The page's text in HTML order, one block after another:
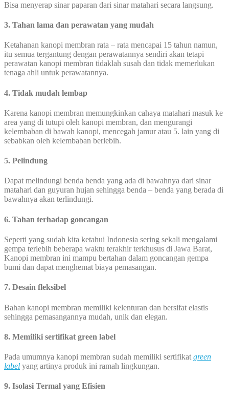
Bisa menyerap sinar paparan dari sinar matahari secara langsung.
3. Tahan lama dan perawatan yang mudah
Ketahanan kanopi membran rata – rata mencapai 15 tahun namun,
itu semua tergantung dengan perawatannya sendiri akan tetapi
perawatan kanopi membran tidaklah susah dan tidak memerlukan
tenaga ahli untuk perawatannya.
4. Tidak mudah lembap
Karena kanopi membran memungkinkan cahaya matahari masuk ke
area yang di tutupi oleh kanopi membran, dan mengurangi
kelembaban di bawah kanopi, mencegah jamur atau 5. lain yang di
sebabkan oleh kelembaban berlebih.
5. Pelindung
Dapat melindungi benda benda yang ada di bawahnya dari sinar
matahari dan guyuran hujan sehingga benda – benda yang berada di
bawahnya akan terlindungi.
6. Tahan terhadap goncangan
Seperti yang sudah kita ketahui Indonesia sering sekali mengalami
gempa terlebih beberapa waktu terakhir terkhusus di Jawa Barat,
Kanopi membran ini mampu bertahan dalam goncangan gempa
bumi dan dapat menghemat biaya pemasangan.
7. Desain fleksibel
Bahan kanopi membran memiliki kelenturan dan bersifat elastis
sehingga pemasangannya mudah, unik dan elegan.
8. Memiliki sertifikat green label
Pada umumnya kanopi membran sudah memiliki sertifikat green
label yang artinya produk ini ramah lingkungan.
9. Isolasi Termal yang Efisien